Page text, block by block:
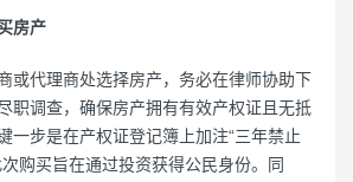
房产
或代理商处选择房产，务必在律师协助下
职调查，确保房产拥有有效产权证且无抵
一步是在产权证登记簿上加注“三年禁止
购买旨在通过投资获得公民身份。同